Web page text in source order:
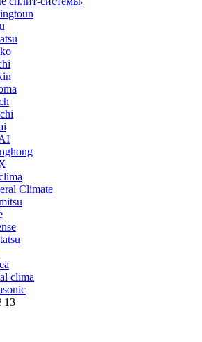
Climate
clima
13